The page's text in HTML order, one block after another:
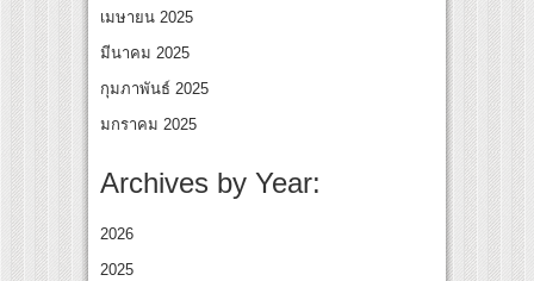
เมษายน 2025
มีนาคม 2025
กุมภาพันธ์ 2025
มกราคม 2025
Archives by Year:
2026
2025